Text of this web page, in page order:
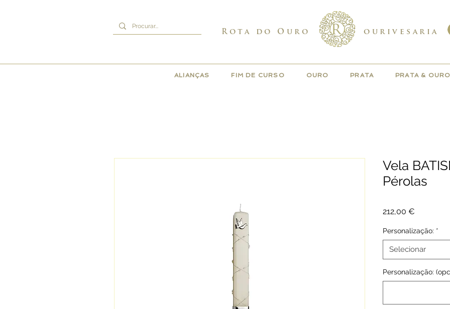
Rota do Ouro ourivesaria
ALIANÇAS FIM DE CURSO OURO PRATA PRATA & OURO
Vela
Pérolas
212,00 €
Personalização: *
Selecionar
Personalização: